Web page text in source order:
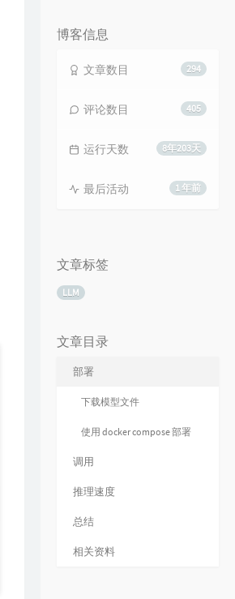
博客信息
294
文章数目
405
评论数目
8年203天
运行天数
1 年前
最后活动
文章标签
LLM
文章目录
部署
下载模型文件
使用 docker compose 部署
调用
推理速度
总结
相关资料